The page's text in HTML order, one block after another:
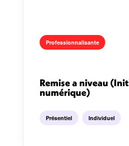
Professionnalisante
Remise a niveau
numérique)
Présentiel Individuel